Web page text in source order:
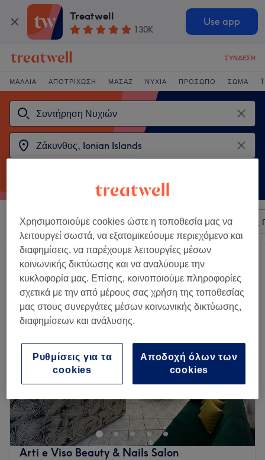
Treatwell
130K
Use app
ΣΎΝΔΕΣΗ
ΜΑΛΛΙΆ ΑΠΟΤΡΊΧΩΣΗ ΜΑΣΆΖ ΝΎΧΙΑ ΠΡΌΣΩΠΟ ΣΏΜΑ
Ταξινόμηση κατά Οποιαδήποτε τιμή Σαλόνια
2 καταστήματα που προσφέρουν:
συντήρηση νυχιών σε Ζάκυνθος, Ionian Islands
Arti e Viso Beauty & Nails Salon
Χρησιμοποιούμε cookies ώστε η τοποθεσία μας να
λειτουργεί σωστά, να εξατομικεύουμε περιεχόμενο και
διαφημίσεις, να παρέχουμε λειτουργίες μέσων
κοινωνικής δικτύωσης και να αναλύουμε την
κυκλοφορία μας. Επίσης, κοινοποιούμε πληροφορίες
σχετικά με την από μέρους σας χρήση της τοποθεσίας
μας στους συνεργάτες μέσων κοινωνικής δικτύωσης,
διαφημίσεων και ανάλυσης.
Αποδοχή όλων των
cookies
Ρυθμίσεις για τα
cookies